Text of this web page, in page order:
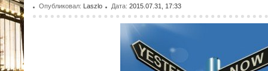
Опубликовал: Laszlo Дата: 2015.07.31, 17:33